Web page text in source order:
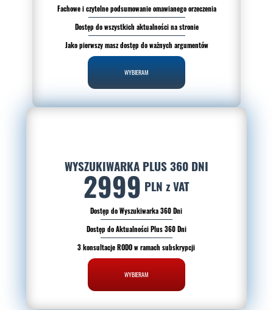
Fachowe i czytelne podsumowanie omawianego orzeczenia
Dostęp do wszystkich aktualności na stronie
Jako pierwszy masz dostęp do ważnych argumentów
WYBIERAM
WYSZUKIWARKA PLUS 360 DNI
2999 PLN z VAT
Dostęp do Wyszukiwarka 360 Dni
Dostęp do Aktualności Plus 360 Dni
3 konsultacje RODO w ramach subskrypcji
WYBIERAM